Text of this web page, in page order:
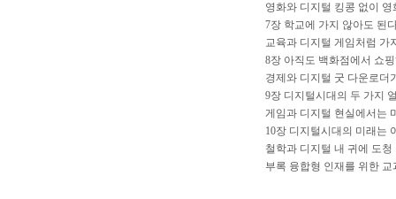
영화와 디지털 킹콩 없이 영
7장 학교에 가지 않아도 된
교육과 디지털 게임처럼 가
8장 아직도 백화점에서 쇼
경제와 디지털 굿 다운로더
9장 디지털시대의 두 가지
게임과 디지털 현실에서는
10장 디지털시대의 미래는
철학과 디지털 내 귀에 도청
부록 융합형 인재를 위한